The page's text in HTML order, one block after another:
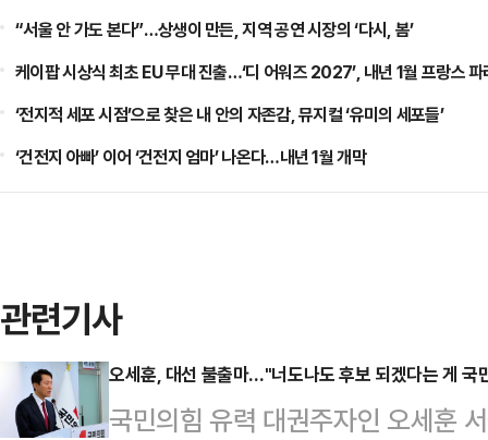
“서울 안 가도 본다”…상생이 만든, 지역 공연 시장의 ‘다시, 봄’
케이팝 시상식 최초 EU 무대 진출…‘디 어워즈 2027’, 내년 1월 프랑스 파
‘전지적 세포 시점’으로 찾은 내 안의 자존감, 뮤지컬 ‘유미의 세포들’
‘건전지 아빠’ 이어 ‘건전지 엄마’ 나온다…내년 1월 개막
관련기사
오세훈, 대선 불출마…"너도나도 후보 되겠다는 게 국
국민의힘 유력 대권주자인 오세훈